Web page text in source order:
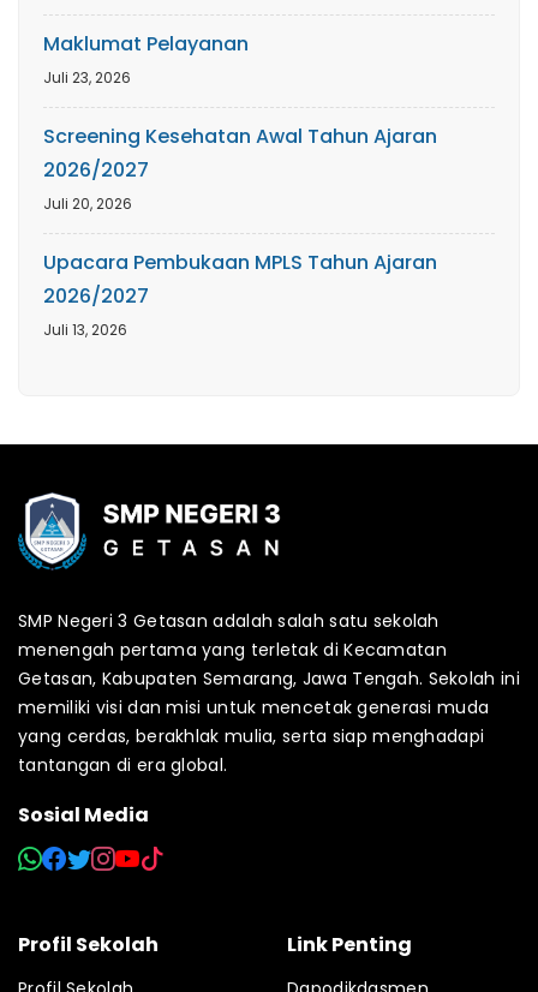
Maklumat Pelayanan
Juli 23, 2026
Screening Kesehatan Awal Tahun Ajaran
2026/2027
Juli 20, 2026
Upacara Pembukaan MPLS Tahun Ajaran
2026/2027
Juli 13, 2026
SMP Negeri 3 Getasan adalah salah satu sekolah
menengah pertama yang terletak di Kecamatan
Getasan, Kabupaten Semarang, Jawa Tengah. Sekolah ini
memiliki visi dan misi untuk mencetak generasi muda
yang cerdas, berakhlak mulia, serta siap menghadapi
tantangan di era global.
Sosial Media
Profil Sekolah Link Penting